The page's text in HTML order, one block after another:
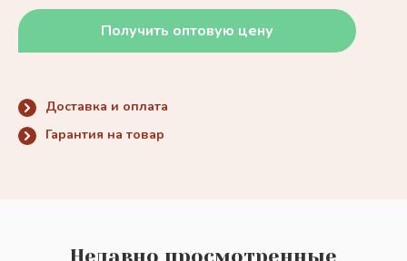
Получить оптовую цену
Доставка и оплата
Гарантия на товар
Недавно просмотренные